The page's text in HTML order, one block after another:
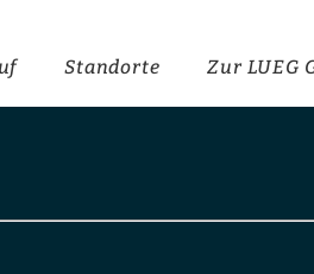
Standorte Zur LUEG